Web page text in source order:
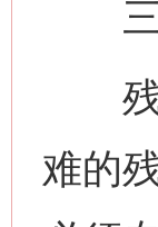
三
残
难的